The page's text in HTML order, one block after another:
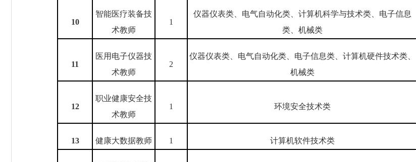
10
智能医疗装备技
术教师
1
仪器仪表类、电气自动化类、计算机科学与技术类、电子信息
类、机械类
11
医用电子仪器技
术教师
2
仪器仪表类、电气自动化类、电子信息类、计算机硬件技术类、
机械类
12
职业健康安全技
术教师
1 环境安全技术类
13 健康大数据教师 1 计算机软件技术类